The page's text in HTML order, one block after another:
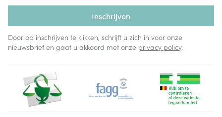
Inschrijven
Door op inschrijven te klikken, schrijft u zich in voor onze
nieuwsbrief en gaat u akkoord met onze privacy policy.